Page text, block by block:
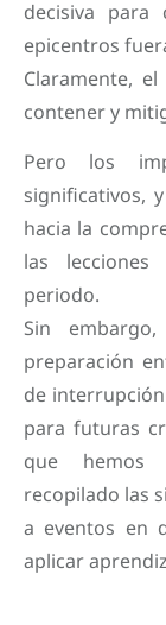
decisiva para
epicentros
Claramente,
contener y
Pero los
significativos,
hacia la
las
periodo.
Sin
preparación
de
para futuras
que hemos
recopilado las
a eventos en
aplicar